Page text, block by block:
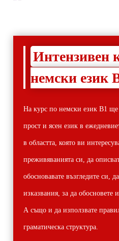
Интензивен
немски език
На курс по немски език В1
прост и ясен език в
в областта, която ви
преживяванията си, да
обосновавате възгледите си,
изказвания, за да обосновете
А също и да използвате
граматическа структура.